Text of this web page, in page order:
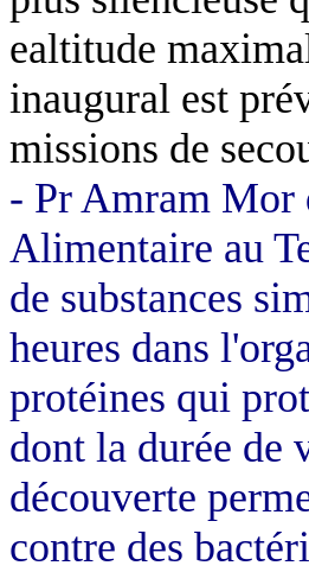
ealtitude
inaugural est
missions de
- Pr Amram Mor
Alimentaire au
de substances
heures dans
protéines qui
dont la durée de
découverte
contre des